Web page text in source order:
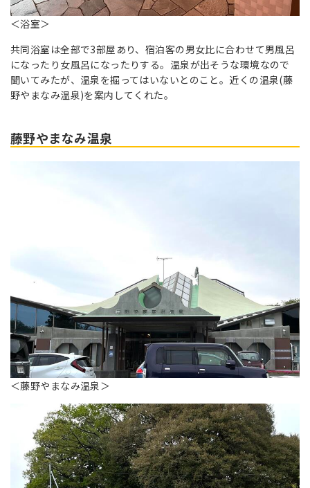
＜浴室＞
共同浴室は全部で3部屋あり、宿泊客の男女比に合わせて男風呂
になったり女風呂になったりする。温泉が出そうな環境なので
聞いてみたが、温泉を掘ってはいないとのこと。近くの温泉(藤
野やまなみ温泉)を案内してくれた。
藤野やまなみ温泉
＜藤野やまなみ温泉＞